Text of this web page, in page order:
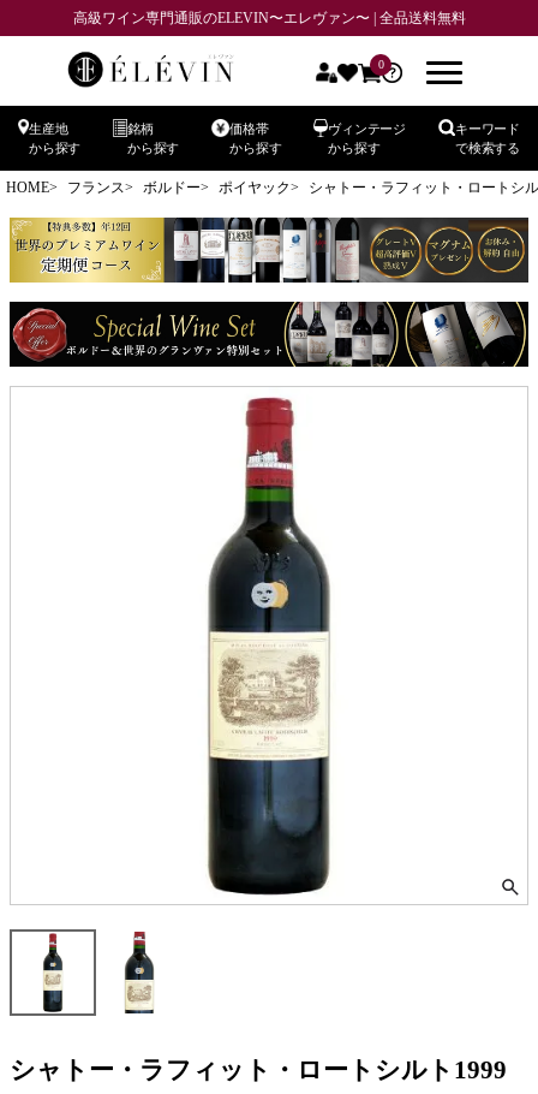
高級ワイン専門通販のELEVIN〜エレヴァン〜 | 全品送料無料
0
生産地
から探す
銘柄
から探す
価格帯
から探す
ヴィンテージ
から探す
キーワード
で検索する
HOME フランス ボルドー ポイヤック シャトー・ラフィット・ロートシ
シャトー・ラフィット・ロートシルト1999